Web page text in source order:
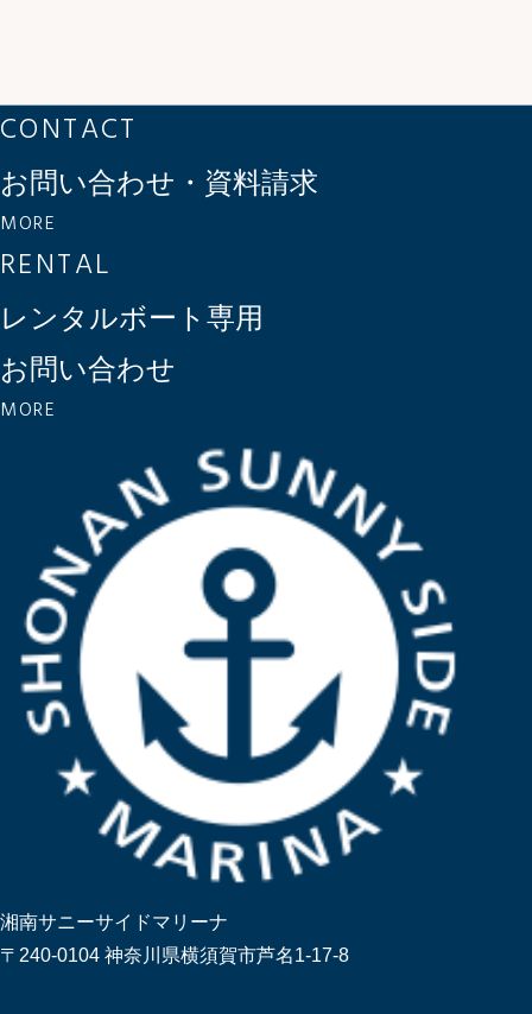
CONTACT
お問い合わせ・資料請求
MORE
RENTAL
レンタルボート専用
お問い合わせ
MORE
湘南サニーサイドマリーナ
〒240-0104 神奈川県横須賀市芦名1-17-8